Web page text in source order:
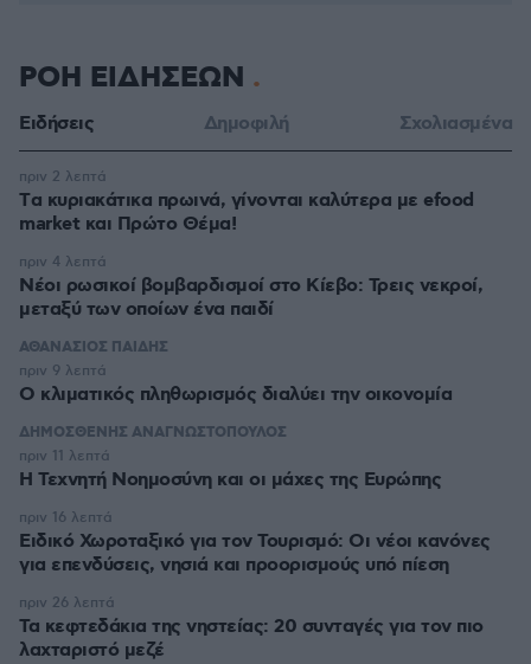
ΡΟΗ ΕΙΔΗΣΕΩΝ
Ειδήσεις Δημοφιλή Σχολιασμένα
Tα κυριακάτικα πρωινά, γίνονται καλύτερα με efood
market και Πρώτο Θέμα!
πριν 2 λεπτά
Νέοι ρωσικοί βομβαρδισμοί στο Κίεβο: Τρεις νεκροί,
μεταξύ των οποίων ένα παιδί
πριν 4 λεπτά
ΑΘΑΝΑΣΙΟΣ ΠΑΙΔΗΣ
Ο κλιματικός πληθωρισμός διαλύει την οικονομία
πριν 9 λεπτά
ΔΗΜΟΣΘΕΝΗΣ ΑΝΑΓΝΩΣΤΟΠΟΥΛΟΣ
H Τεχνητή Νοημοσύνη και οι μάχες της Ευρώπης
πριν 11 λεπτά
Ειδικό Χωροταξικό για τον Τουρισμό: Οι νέοι κανόνες
για επενδύσεις, νησιά και προορισμούς υπό πίεση
πριν 16 λεπτά
Τα κεφτεδάκια της νηστείας: 20 συνταγές για τον πιο
λαχταριστό μεζέ
πριν 26 λεπτά